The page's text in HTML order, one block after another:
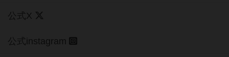
公式X
公式instagram